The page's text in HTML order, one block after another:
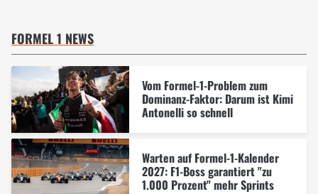
FORMEL 1 NEWS
Vom Formel-1-Problem zum
Dominanz-Faktor: Darum ist Kimi
Antonelli so schnell
Warten auf Formel-1-Kalender
2027: F1-Boss garantiert "zu
1.000 Prozent" mehr Sprints